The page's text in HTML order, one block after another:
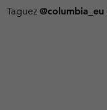
Taguez @columbia_eu